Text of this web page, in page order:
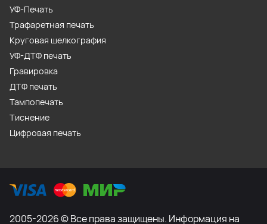
УФ-Печать
Трафаретная печать
Круговая шелкография
УФ-ДТФ печать
Гравировка
ДТФ печать
Тампопечать
Тиснение
Цифровая печать
2005-2026 © Все права защищены. Информация на